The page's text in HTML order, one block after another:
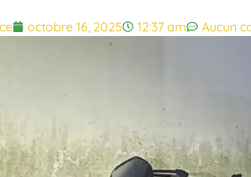
octobre 16, 2025 12:37 am Aucun